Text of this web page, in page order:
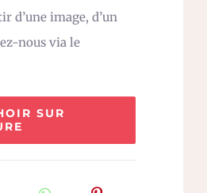
d’une image, d’un
nous via le
SUR